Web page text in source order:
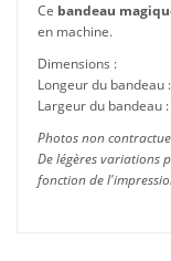
Ce bandeau
en machine.
Dimensions :
Longeur du bandeau
Largeur du bandeau
Photos non
De légères variations
fonction de